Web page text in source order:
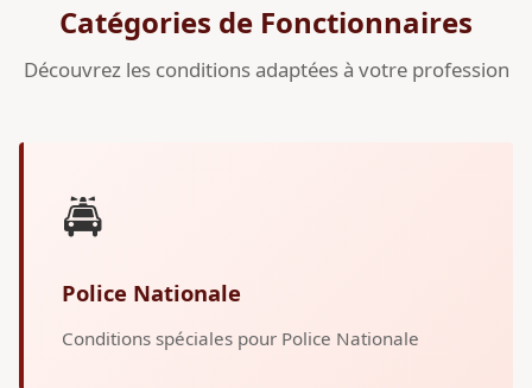
Catégories de Fonctionnaires
Découvrez les conditions adaptées à votre profession
🚔
Police Nationale
Conditions spéciales pour Police Nationale